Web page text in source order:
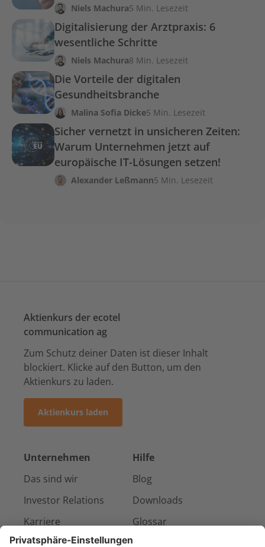
Niels Machura5 Min. Lesezeit
Digitalisierung der Arztpraxis: 6
wesentliche Schritte
Niels Machura8 Min. Lesezeit
Die Vorteile der digitalen
Gesundheitsbranche
Malina Sofia Dicke5 Min. Lesezeit
Sicher vernetzt in unsicheren Zeiten:
Warum Unternehmen jetzt auf
europäische IT-Lösungen setzen!
Alexander Leßmann5 Min. Lesezeit
Aktienkurs der ecotel
communication ag
Zum Schutz deiner Daten ist dieser Inhalt
blockiert. Klicke auf den Button, um den
Aktienkurs zu laden.
Aktienkurs laden
Unternehmen
Das sind wir
Investor Relations
Karriere
Presse & Medien
Hilfe
Blog
Downloads
Glossar
Kontakt